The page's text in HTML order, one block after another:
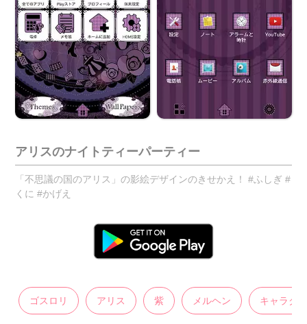
アリスのナイトティーパーティー
「不思議の国のアリス」の影絵デザインのきせかえ！ #ふしぎ #
くに #かげえ
ゴスロリ アリス 紫 メルヘン キャラク